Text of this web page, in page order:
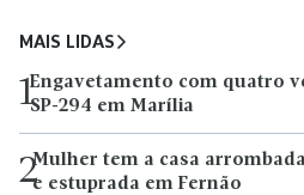
MAIS LIDAS
1Engavetamento com quatro
SP-294 em Marília
2Mulher tem a casa
e estuprada em Fernão